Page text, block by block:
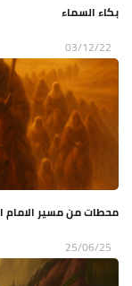
بكاء السماء
03/12/22
محطات من مسير الامام
25/06/25